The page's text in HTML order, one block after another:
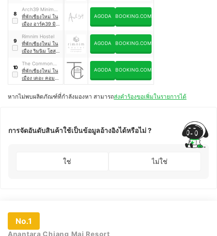
8
Arch39 Minimal
Art & Craft Hotel
ที่พักเชียงใหม่ ใน
เมือง อาร์ค39 มินิ
คราฟต์ โฮเต็ล
AGODA BOOKING.COM
9
Rimnim Hostel
ที่พักเชียงใหม่ ใน
เมือง ริมนิม โฮส
AGODA BOOKING.COM
10
The Common
Hostel
ที่พักเชียงใหม่ ใน
เมือง เดอะ คอม
มอน โฮสเทล
AGODA BOOKING.COM
หากไม่พบผลิตภัณฑ์ที่กำลังมองหา สามารถส่งคำร้องขอเพิ่มในรายการได้
การจัดอันดับสินค้าใช้เป็นข้อมูลอ้างอิงได้หรือไม่ ?
ใช่ ไม่ใช่
No.1
Anantara Chiang Mai Resort